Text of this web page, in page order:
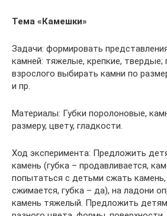
Тема «Камешки»
Задачи: формировать
камней: тяжелые, крепкие, твердые;
взрослого выбирать камни по
и пр.
Материалы: Губки поролоновые,
размеру, цвету, гладкости.
Ход эксперимента: Предложить
камень (губка – продавливается,
попытаться с детьми сжать камень,
сжимается, губка – да), на ладони
камень тяжелый. Предложить